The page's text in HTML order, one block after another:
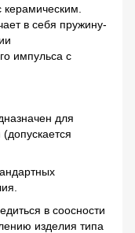
в себя пружину-
импульса с
для
в соосности
изделия типа